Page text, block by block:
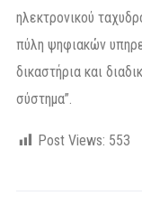
ηλεκτρονικού
πύλη ψηφιακών
δικαστήρια και
σύστημα”.
Post Views: 553